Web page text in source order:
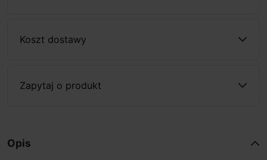
Koszt dostawy
Zapytaj o produkt
Opis